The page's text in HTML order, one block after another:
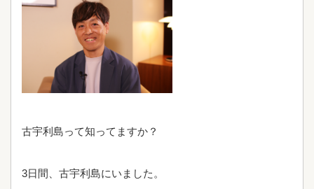
古宇利島って知ってますか？
3日間、古宇利島にいました。